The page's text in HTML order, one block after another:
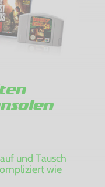
und Tausch
wie